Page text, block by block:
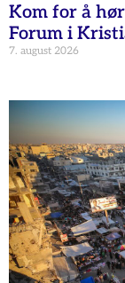
Kom for å
Forum i
7. august 2026